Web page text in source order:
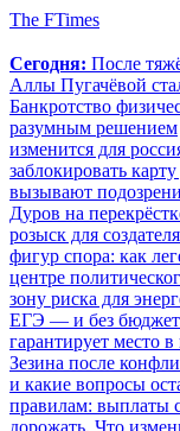
The FTimes
Сегодня: После
Аллы Пугачёвой
Банкротство
разумным решением
изменится для
заблокировать
вызывают
Дуров на
розыск для
фигур спора: как
центре
зону риска для
ЕГЭ — и без
гарантирует место
Зезина после
и какие вопросы
правилам: выплаты
дорожать. Что